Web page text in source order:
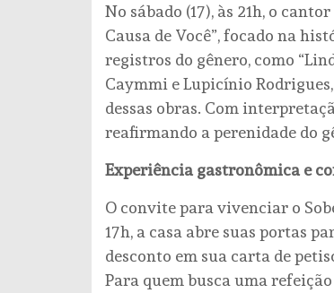
No sábado (17), às 21h, o
Causa de Você”, focado na
registros do gênero, como
Caymmi e Lupicínio
dessas obras. Com
reafirmando a perenidade do
Experiência gastronômica e
O convite para vivenciar o
17h, a casa abre suas portas
desconto em sua carta de
Para quem busca uma